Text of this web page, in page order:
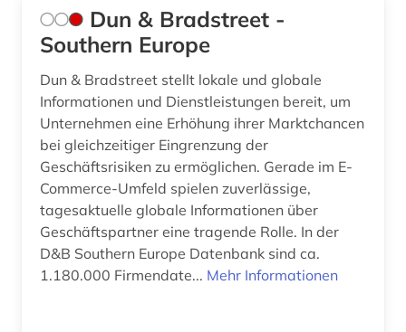
Dun & Bradstreet -
Southern Europe
Dun & Bradstreet stellt lokale und globale
Informationen und Dienstleistungen bereit, um
Unternehmen eine Erhöhung ihrer Marktchancen
bei gleichzeitiger Eingrenzung der
Geschäftsrisiken zu ermöglichen. Gerade im E-
Commerce-Umfeld spielen zuverlässige,
tagesaktuelle globale Informationen über
Geschäftspartner eine tragende Rolle. In der
D&B Southern Europe Datenbank sind ca.
1.180.000 Firmendate... Mehr Informationen